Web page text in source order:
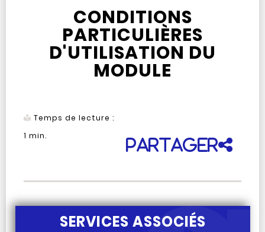
CONDITIONS
PARTICULIÈRES
D'UTILISATION DU
MODULE
Temps de lecture :
1 min.
Partager
SERVICES ASSOCIÉS